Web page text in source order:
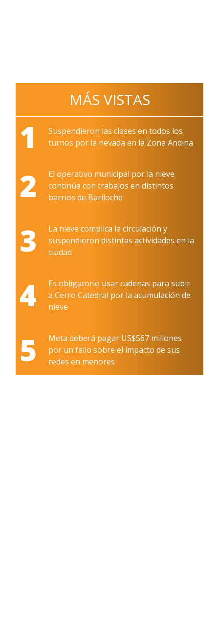
MÁS VISTAS
1
Suspendieron las clases en todos los
turnos por la nevada en la Zona Andina
2
El operativo municipal por la nieve
continúa con trabajos en distintos
barrios de Bariloche
3
La nieve complica la circulación y
suspendieron distintas actividades en la
ciudad
4
Es obligatorio usar cadenas para subir
a Cerro Catedral por la acumulación de
nieve
5
Meta deberá pagar US$567 millones
por un fallo sobre el impacto de sus
redes en menores